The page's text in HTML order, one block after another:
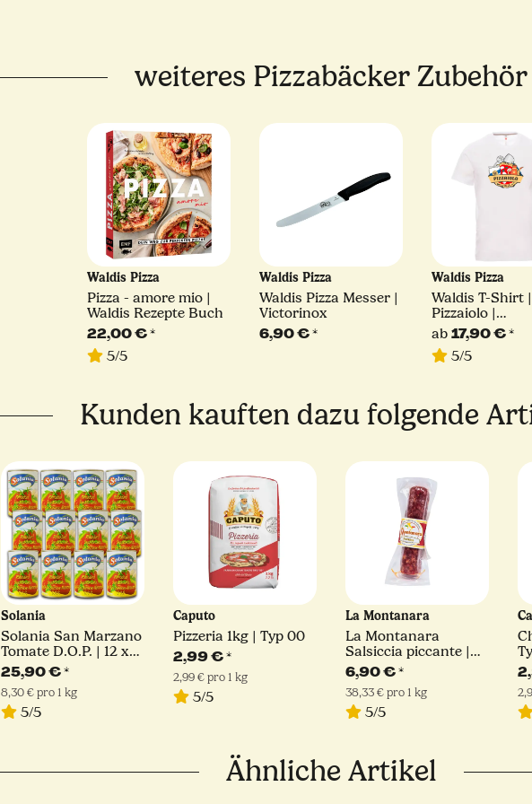
weiteres Pizzabäcker Zubehör
Waldis Pizza
Pizza - amore mio |
Waldis Rezepte Buch
22,00 €*
5/5
Waldis Pizza
Waldis Pizza Messer |
Victorinox
6,90 €*
Waldis Pizza
Waldis T-Shirt |
Pizzaiolo |
verschiedene
ab 17,90 €*
5/5
Kunden kauften dazu folgende
Solania
Solania San Marzano
Tomate D.O.P. | 12 x
400 g
25,90 €*
8,30 € pro 1 kg
5/5
Caputo
Pizzeria 1kg | Typ 00
2,99 €*
2,99 € pro 1 kg
5/5
La Montanara
La Montanara
Salsiccia piccante |
180 g
6,90 €*
38,33 € pro 1 kg
5/5
Ähnliche Artikel